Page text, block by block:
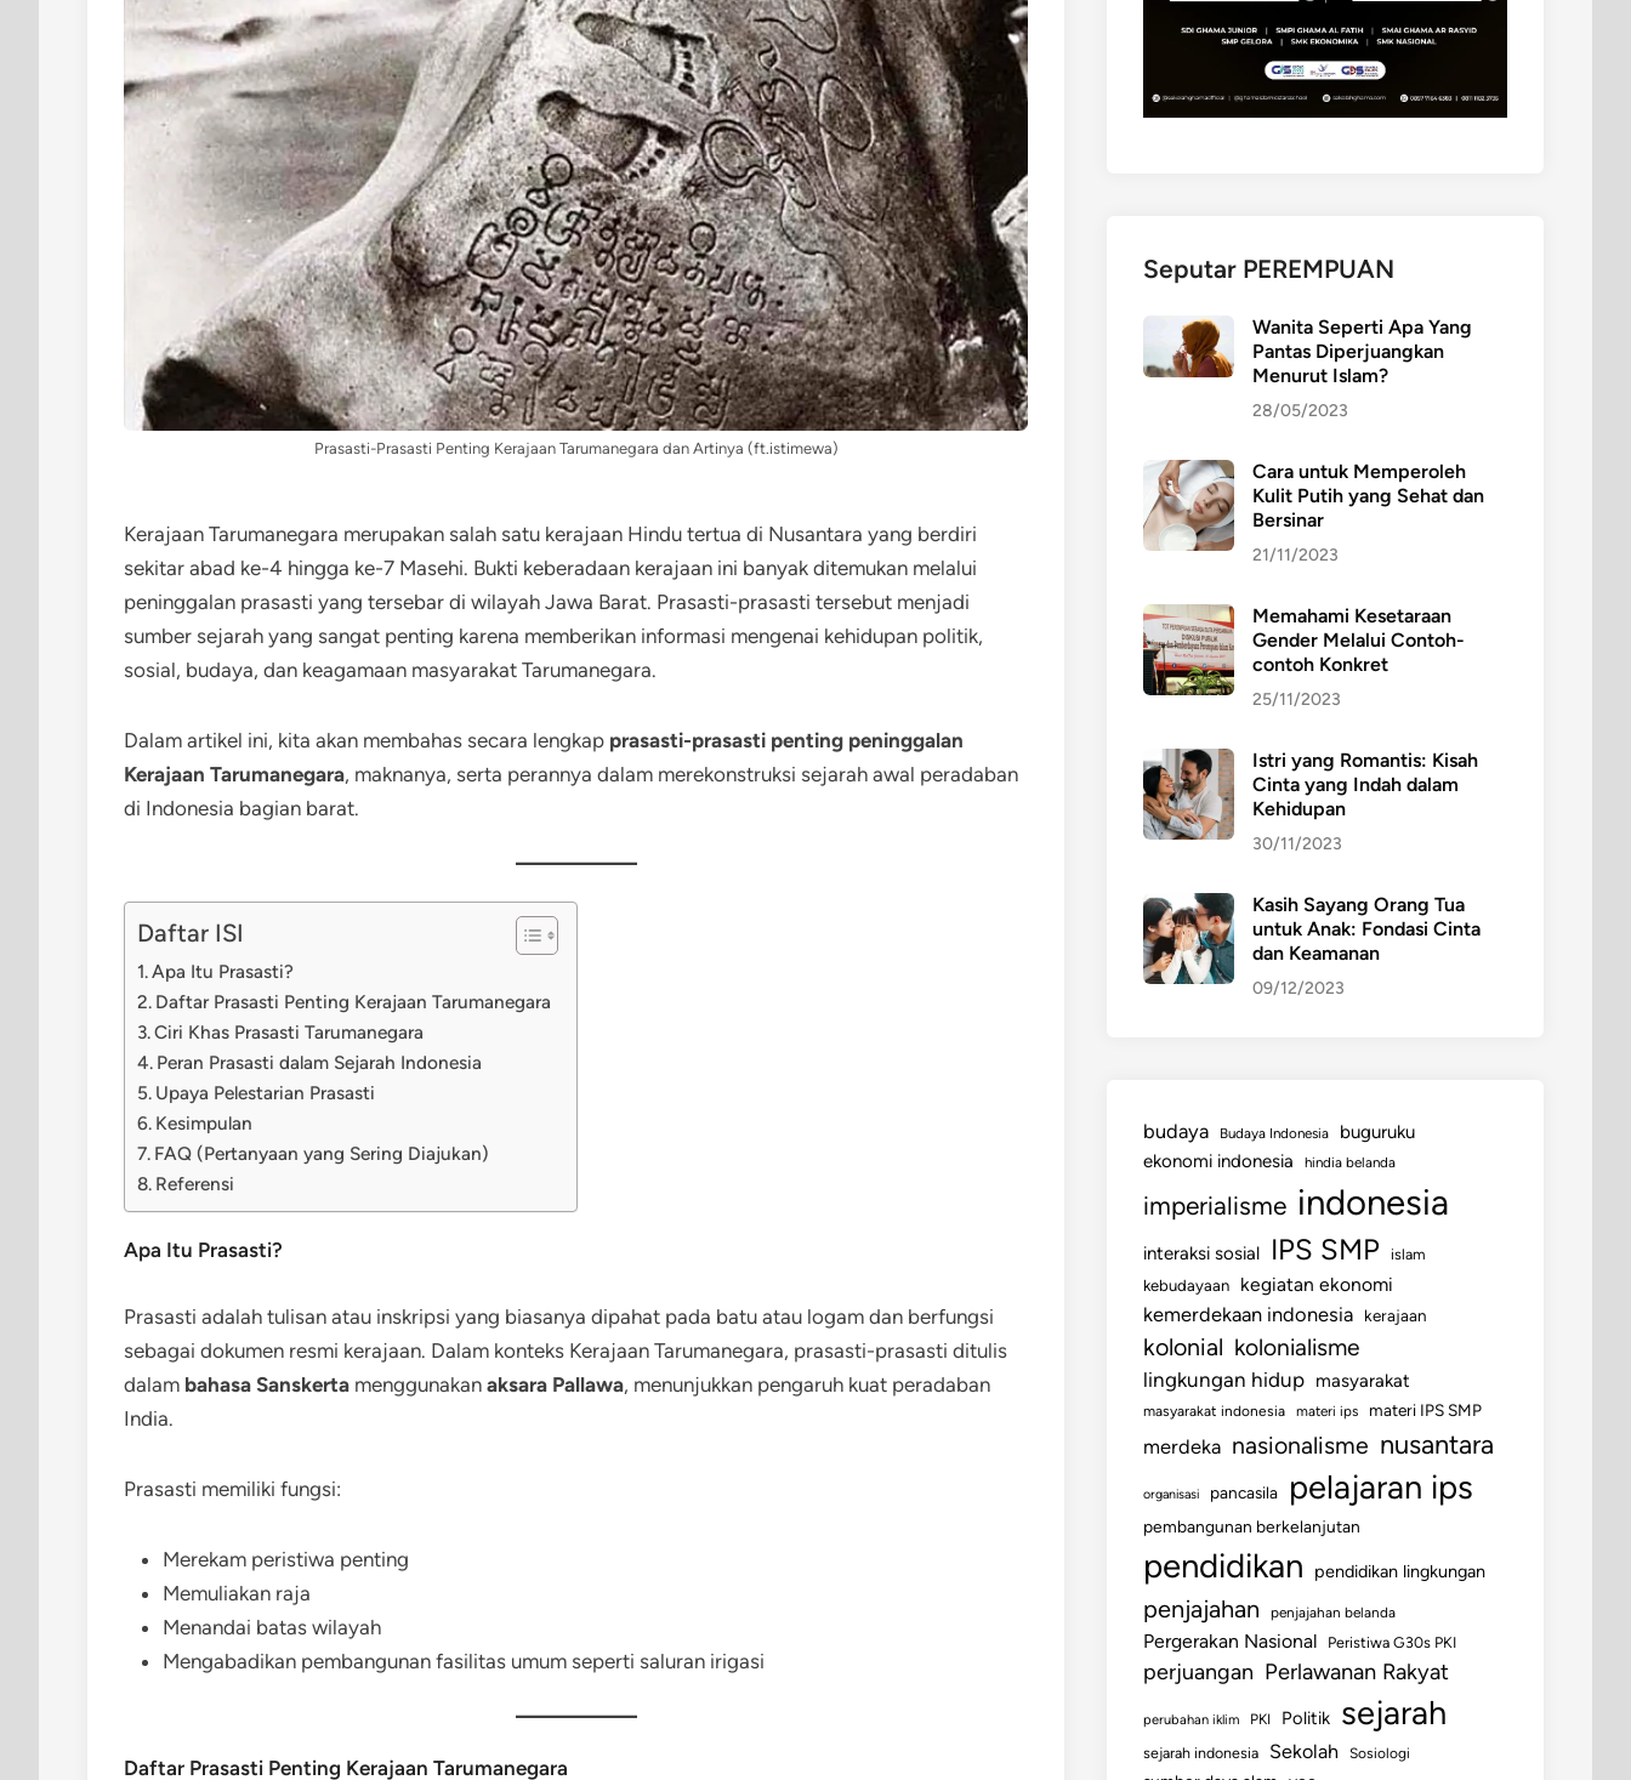
Prasasti-Prasasti Penting Kerajaan Tarumanegara dan Artinya (ft.istimewa)
Kerajaan Tarumanegara merupakan salah satu kerajaan Hindu tertua di Nusantara yang berdiri
sekitar abad ke-4 hingga ke-7 Masehi. Bukti keberadaan kerajaan ini banyak ditemukan melalui
peninggalan prasasti yang tersebar di wilayah Jawa Barat. Prasasti-prasasti tersebut menjadi
sumber sejarah yang sangat penting karena memberikan informasi mengenai kehidupan politik,
sosial, budaya, dan keagamaan masyarakat Tarumanegara.
Dalam artikel ini, kita akan membahas secara lengkap prasasti-prasasti penting peninggalan
Kerajaan Tarumanegara, maknanya, serta perannya dalam merekonstruksi sejarah awal peradaban
di Indonesia bagian barat.
Daftar ISI
Apa Itu Prasasti?
Daftar Prasasti Penting Kerajaan Tarumanegara
Ciri Khas Prasasti Tarumanegara
Peran Prasasti dalam Sejarah Indonesia
Upaya Pelestarian Prasasti
Kesimpulan
FAQ (Pertanyaan yang Sering Diajukan)
Referensi
Apa Itu Prasasti?
Prasasti adalah tulisan atau inskripsi yang biasanya dipahat pada batu atau logam dan berfungsi
sebagai dokumen resmi kerajaan. Dalam konteks Kerajaan Tarumanegara, prasasti-prasasti ditulis
dalam bahasa Sanskerta menggunakan aksara Pallawa, menunjukkan pengaruh kuat peradaban
India.
Prasasti memiliki fungsi:
Merekam peristiwa penting
Memuliakan raja
Menandai batas wilayah
Mengabadikan pembangunan fasilitas umum seperti saluran irigasi
Daftar Prasasti Penting Kerajaan Tarumanegara
Seputar PEREMPUAN
Wanita Seperti Apa Yang
Pantas Diperjuangkan
Menurut Islam?
28/05/2023
Cara untuk Memperoleh
Kulit Putih yang Sehat dan
Bersinar
21/11/2023
Memahami Kesetaraan
Gender Melalui Contoh-
contoh Konkret
25/11/2023
Istri yang Romantis: Kisah
Cinta yang Indah dalam
Kehidupan
30/11/2023
Kasih Sayang Orang Tua
untuk Anak: Fondasi Cinta
dan Keamanan
09/12/2023
budaya Budaya Indonesia
buguruku
ekonomi indonesia
hindia belanda
imperialisme indonesia
interaksi sosial IPS SMP
islam
kebudayaan
kegiatan ekonomi
kemerdekaan indonesia kerajaan
kolonial kolonialisme
lingkungan hidup masyarakat
masyarakat indonesia materi ips materi IPS SMP
merdeka nasionalisme nusantara
organisasi pancasila pelajaran ips
pembangunan berkelanjutan
pendidikan pendidikan lingkungan
penjajahan penjajahan belanda
Pergerakan Nasional Peristiwa G30s PKI
perjuangan Perlawanan Rakyat
perubahan iklim PKI Politik sejarah
sejarah indonesia Sekolah Sosiologi